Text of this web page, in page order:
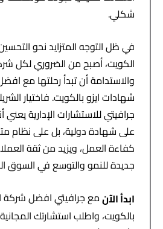
شكلي.
في ظل التوجه المتزايد نحو
الكويت، أصبح من الضروري لكل
والاستدامة أن تبدأ رحلتها مع
شهادات ايزو بالكويت. فاختيار
جرافيتي للاستشارات الإدارية
على شهادة دولية، بل على نظام
كفاءة العمل، ويزيد من ثقة
جديدة للنمو والتوسع في السوق
ابدأ الآنمع جرافيتي افضل شركة
بالكويت، واطلب استشارتك